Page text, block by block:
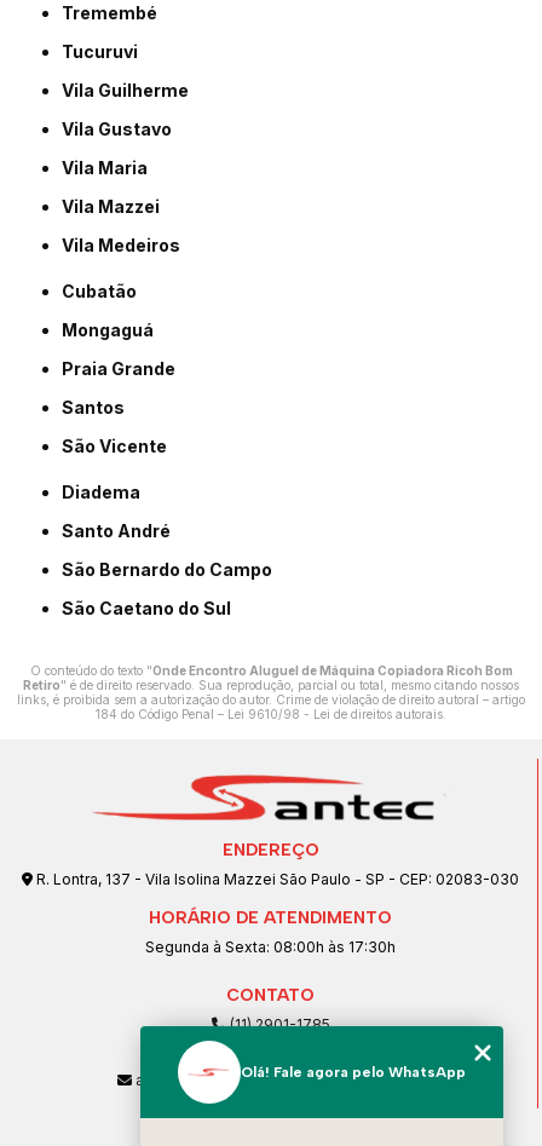
Tremembé
Tucuruvi
Vila Guilherme
Vila Gustavo
Vila Maria
Vila Mazzei
Vila Medeiros
Cubatão
Mongaguá
Praia Grande
Santos
São Vicente
Diadema
Santo André
São Bernardo do Campo
São Caetano do Sul
O conteúdo do texto "Onde Encontro Aluguel de Máquina Copiadora Ricoh Bom
Retiro" é de direito reservado. Sua reprodução, parcial ou total, mesmo citando nossos
links, é proibida sem a autorização do autor. Crime de violação de direito autoral – artigo
184 do Código Penal – Lei 9610/98 - Lei de direitos autorais
ENDEREÇO
R. Lontra, 137 - Vila Isolina Mazzei São Paulo - SP - CEP: 02083-030
HORÁRIO DE ATENDIMENTO
Segunda à Sexta: 08:00h às 17:30h
CONTATO
(11) 2901-1785
(11) 99239-1832
atendimento@santeccopiadoras.com.br
Olá! Fale agora pelo WhatsApp